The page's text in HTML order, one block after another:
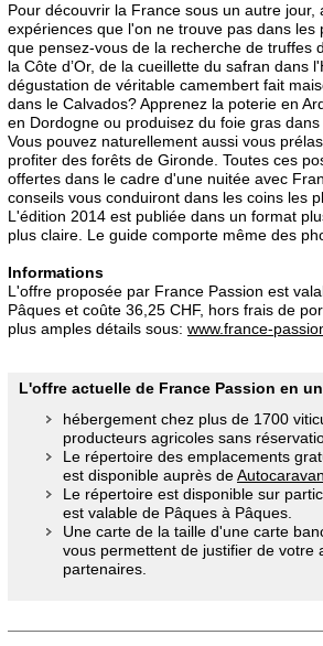
Pour découvrir la France sous un autre jour,
expériences que l'on ne trouve pas dans les
que pensez-vous de la recherche de truffes
la Côte dʼOr, de la cueillette du safran dans
dégustation de véritable camembert fait
dans le Calvados? Apprenez la poterie en
en Dordogne ou produisez du foie gras
Vous pouvez naturellement aussi vous
profiter des forêts de Gironde. Toutes ces
offertes dans le cadre d'une nuitée avec
conseils vous conduiront dans les coins les
L'édition 2014 est publiée dans un format
plus claire. Le guide comporte même des
Informations
L'offre proposée par France Passion est
Pâques et coûte 36,25 CHF, hors frais de
plus amples détails sous: www.france-
L'offre actuelle de France Passion en
hébergement chez plus de 1700
producteurs agricoles sans
Le répertoire des emplacements
est disponible auprès de
Le répertoire est disponible sur
est valable de Pâques à Pâques.
Une carte de la taille d'une carte
vous permettent de justifier de votre
partenaires.